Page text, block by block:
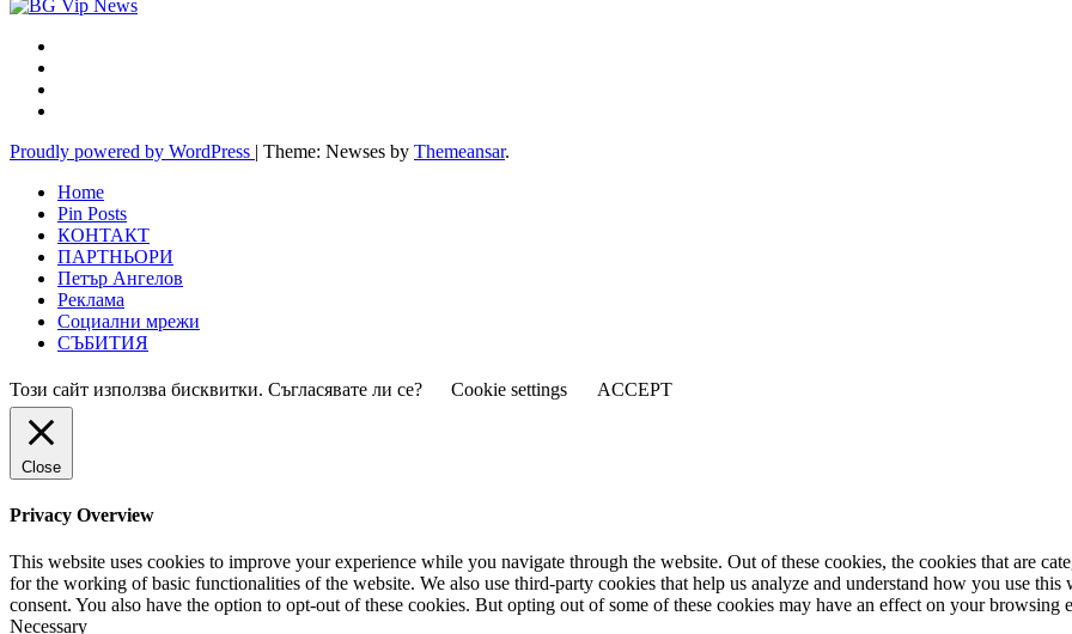
Proudly powered by WordPress | Theme: Newses by Themeansar.
Home
Pin Posts
КОНТАКТ
ПАРТНЬОРИ
Петър Ангелов
Реклама
Социални мрежи
СЪБИТИЯ
Този сайт използва бисквитки. Съгласявате ли се? Cookie settings ACCEPT
Close
Privacy Overview
This website uses cookies to improve your experience while you navigate through the website. Out of these cookies, the cookies that are
for the working of basic functionalities of the website. We also use third-party cookies that help us analyze and understand how you use
consent. You also have the option to opt-out of these cookies. But opting out of some of these cookies may have an effect on your browsing
Necessary